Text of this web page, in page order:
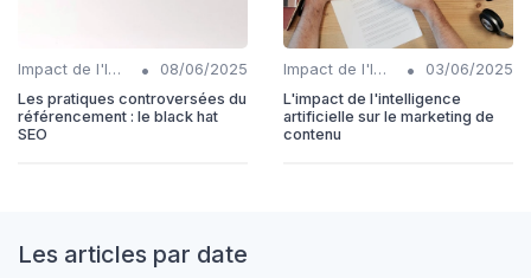
Impact de l'IA sur les rôles SEO •
08/06/2025
Les pratiques controversées du
référencement : le black hat
SEO
Impact de l'IA sur les rôles SEO •
03/06/2025
L'impact de l'intelligence
artificielle sur le marketing de
contenu
Les articles par date